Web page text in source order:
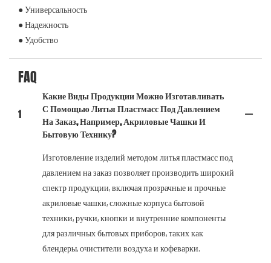
● Универсальность
● Надежность
● Удобство
FAQ
1
Какие Виды Продукции Можно Изготавливать
С Помощью Литья Пластмасс Под Давлением
На Заказ, Например, Акриловые Чашки И
Бытовую Технику?
Изготовление изделий методом литья пластмасс под
давлением на заказ позволяет производить широкий
спектр продукции, включая прозрачные и прочные
акриловые чашки, сложные корпуса бытовой
техники, ручки, кнопки и внутренние компоненты
для различных бытовых приборов, таких как
блендеры, очистители воздуха и кофеварки.